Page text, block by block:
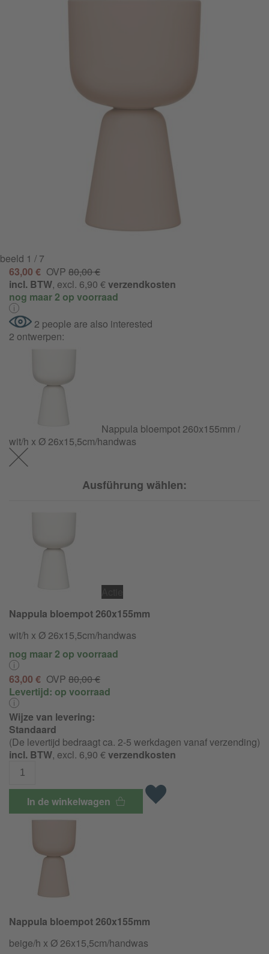
beeld 1 / 7
63,00 € OVP 80,00 €
incl. BTW, excl. 6,90 €verzendkosten
nog maar 2 op voorraad
2 people are also interested
2 ontwerpen:
Nappula bloempot 260x155mm /
wit/h x Ø 26x15,5cm/handwas
Ausführung wählen:
Nappula bloempot 260x155mm
wit/h x Ø 26x15,5cm/handwas
nog maar 2 op voorraad
63,00 € OVP 80,00 €
Levertijd: op voorraad
Wijze van levering:
Standaard
(De levertijd bedraagt ca. 2-5 werkdagen vanaf verzending)
incl. BTW, excl. 6,90 €verzendkosten
In de winkelwagen
Nappula bloempot 260x155mm
beige/h x Ø 26x15,5cm/handwas